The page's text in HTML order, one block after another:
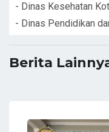
- Dinas Kesehatan
- Dinas Pendidikan
Berita